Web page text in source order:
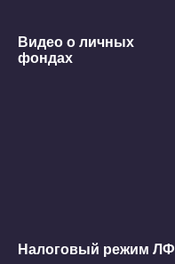
Видео о личных
фондах
Налоговый режим ЛФ